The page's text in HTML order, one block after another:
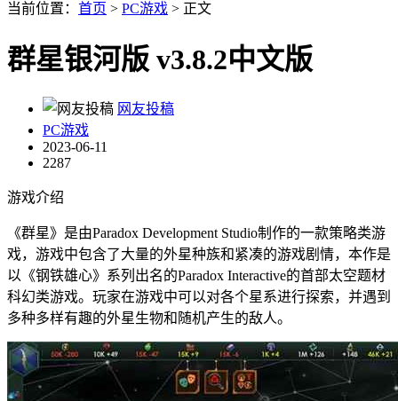
当前位置： 首页 > PC游戏 > 正文
群星银河版 v3.8.2中文版
网友投稿
PC游戏
2023-06-11
2287
游戏介绍
《群星》是由Paradox Development Studio制作的一款策略类游
戏，游戏中包含了大量的外星种族和紧凑的游戏剧情，本作是
以《钢铁雄心》系列出名的Paradox Interactive的首部太空题材
科幻类游戏。玩家在游戏中可以对各个星系进行探索，并遇到
多种多样有趣的外星生物和随机产生的敌人。